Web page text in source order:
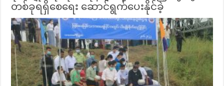
တစ်ခုရရှိစေရေး ဆောင်ရွက်ပေးနိုင်ခဲ့